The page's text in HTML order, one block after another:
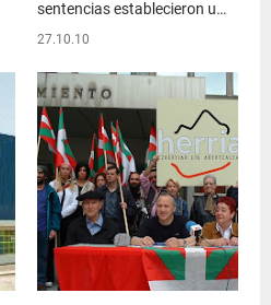
sentencias establecieron u…
27.10.10